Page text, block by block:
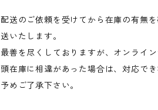
配送のご依頼を受けてから在庫の有無
送いたします。
最善を尽くしておりますが、オンライ
頭在庫に相違があった場合は、対応でき
予めご了承下さい。